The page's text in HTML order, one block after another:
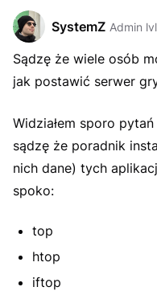
SystemZ Admin
Sądzę że wiele osób
jak postawić serwer
Widziałem sporo
sądzę że poradnik
nich dane) tych
spoko:
top
htop
iftop